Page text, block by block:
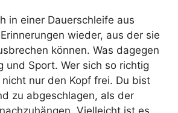
in einer Dauerschleife aus
wieder, aus der sie
können. Was dagegen
und Sport. Wer sich so richtig
nur den Kopf frei. Du bist
zu abgeschlagen, als der